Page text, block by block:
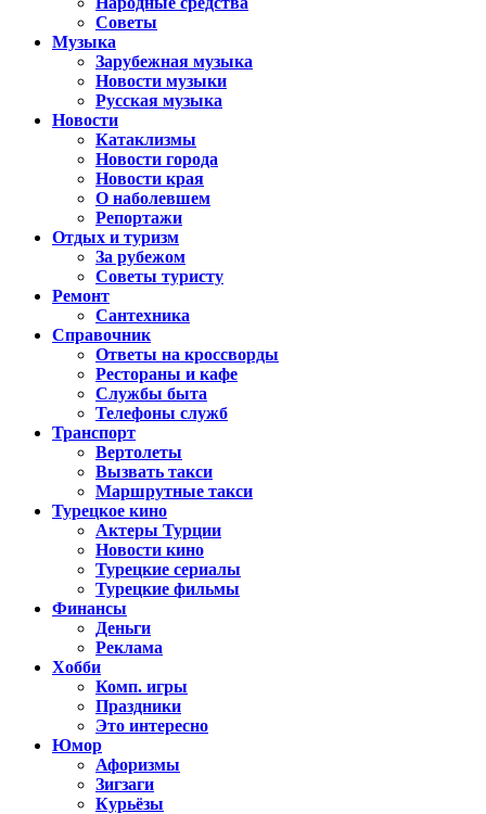
Советы
Музыка
Зарубежная музыка
Новости музыки
Русская музыка
Новости
Катаклизмы
Новости города
Новости края
О наболевшем
Репортажи
Отдых и туризм
За рубежом
Советы туристу
Ремонт
Сантехника
Справочник
Ответы на кроссворды
Рестораны и кафе
Службы быта
Телефоны служб
Транспорт
Вертолеты
Вызвать такси
Маршрутные такси
Турецкое кино
Актеры Турции
Новости кино
Турецкие сериалы
Турецкие фильмы
Финансы
Деньги
Реклама
Хобби
Комп. игры
Праздники
Это интересно
Юмор
Афоризмы
Зигзаги
Курьёзы